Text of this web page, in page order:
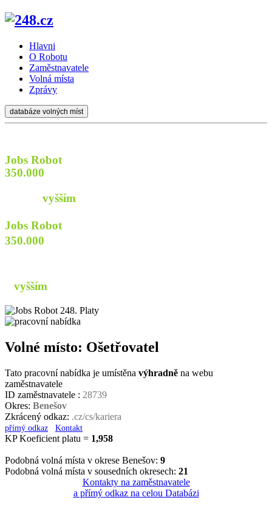
Hlavni
O Robotu
Zaměstnavatele
Volná místa
Zprávy
databáze volných míst
Jobs Robot
350.000
vyšším
Jobs Robot
350.000
vyšším
Volné místo: Ošetřovatel
Tato pracovní nabídka je umístěna výhradně na webu
zaměstnavatele
ID zaměstnavatele : 28739
Okres: Benešov
Zkrácený odkaz: .cz/cs/kariera
přímý odkaz Kontakt
KP Koeficient platu = 1,958
Podobná volná místa v okrese Benešov: 9
Podobná volná místa v sousedních okresech: 21
Kontakty na zaměstnavatele
a přímý odkaz na celou Databázi